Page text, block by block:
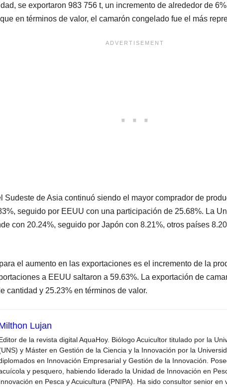
se exportaron 983 756 t, un incremento de alrededor de
en términos de valor, el camarón congelado fue el más
Sudeste de Asia continuó siendo el mayor comprador de
seguido por EEUU con una participación de 25.68%. La
con 20.24%, seguido por Japón con 8.21%, otros países
el aumento en las exportaciones es el incremento de la
a EEUU saltaron a 59.63%. La exportación de
cantidad y 25.23% en términos de valor.
Lujan
de la revista digital AquaHoy. Biólogo Acuicultor titulado por la
y Máster en Gestión de la Ciencia y la Innovación por la
en Innovación Empresarial y Gestión de la Innovación.
y pesquero, habiendo liderado la Unidad de Innovación en
en Pesca y Acuicultura (PNIPA). Ha sido consultor senior